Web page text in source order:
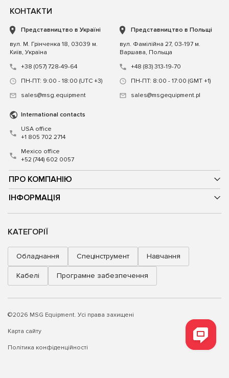
ПРО КОМПАНІЮ
ІНФОРМАЦІЯ
КОНТАКТИ
Представництво в Україні
вул. М. Грінченка 18, 03039 м.
Київ, Україна
+38 (057) 728-49-64
ПН-ПТ: 9:00 - 18:00 (UTC +3)
sales@msg.equipment
Представництво в Польщі
вул. Фамілійна 27, 03-197 м.
Варшава, Польща
+48 (83) 313-19-70
ПН-ПТ: 8:00 - 17:00 (GMT +1)
sales@msgequipment.pl
International contacts
USA office
+1 805 702 2714
Mexico office
+52 (744) 602 0057
КАТЕГОРІЇ
Обладнання Спецінструмент Навчання
Кабелі Програмне забезпечення
©2026 MSG Equipment. Усі права захищені
Карта сайту
Політика конфіденційності